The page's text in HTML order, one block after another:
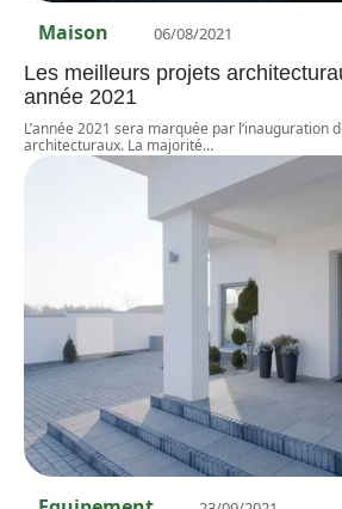
Maison 06/08/2021
Les meilleurs projets
année 2021
L’année 2021 sera marquée par l’inauguration
architecturaux. La majorité…